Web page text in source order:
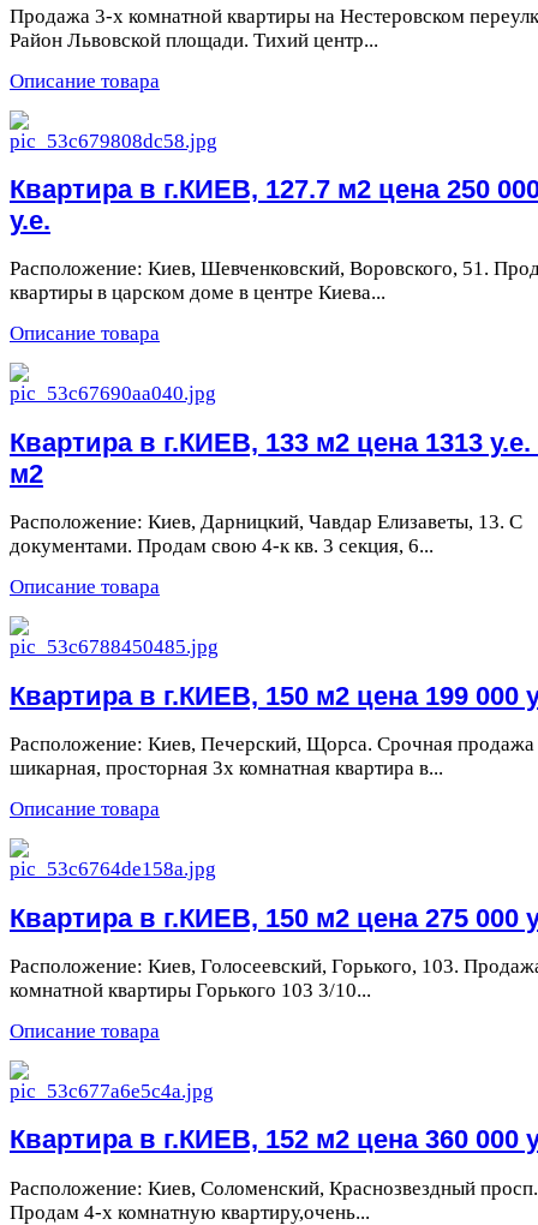
Продажа 3-х комнатной квартиры на Нестеровском
Район Львовской площади. Тихий центр...
Описание товара
Квартира в г.КИЕВ, 127.7 м2 цена 250
у.е.
Расположение: Киев, Шевченковский, Воровского, 51.
квартиры в царском доме в центре Киева...
Описание товара
Квартира в г.КИЕВ, 133 м2 цена 1313 у.е.
м2
Расположение: Киев, Дарницкий, Чавдар Елизаветы, 13. С
документами. Продам свою 4-к кв. 3 секция, 6...
Описание товара
Квартира в г.КИЕВ, 150 м2 цена 199 000
Расположение: Киев, Печерский, Щорса. Срочная продажа
шикарная, просторная 3х комнатная квартира в...
Описание товара
Квартира в г.КИЕВ, 150 м2 цена 275 000
Расположение: Киев, Голосеевский, Горького, 103.
комнатной квартиры Горького 103 3/10...
Описание товара
Квартира в г.КИЕВ, 152 м2 цена 360 000
Расположение: Киев, Соломенский, Краснозвездный
Продам 4-х комнатную квартиру,очень...